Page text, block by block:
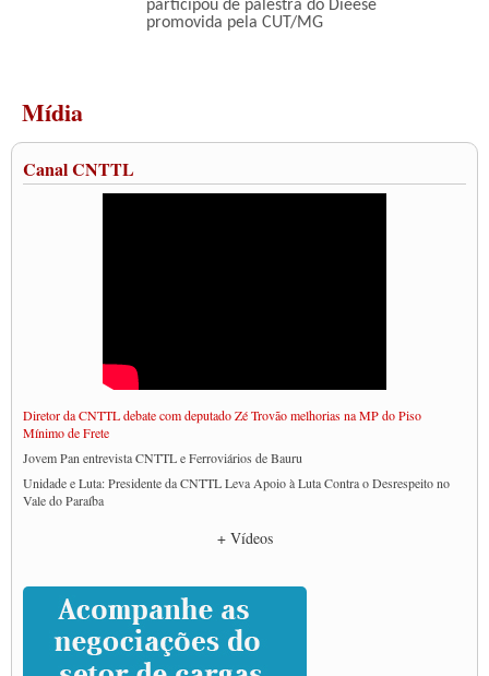
participou de palestra do Dieese
promovida pela CUT/MG
Mídia
Canal CNTTL
Diretor da CNTTL debate com deputado Zé Trovão melhorias na MP do Piso
Mínimo de Frete
Jovem Pan entrevista CNTTL e Ferroviários de Bauru
Unidade e Luta: Presidente da CNTTL Leva Apoio à Luta Contra o Desrespeito no
Vale do Paraíba
Caminhoneiros prometem paralisação e cobram diálogo com Lula
CNTTL e lideranças de caminhoneiros participam de debate sobre saúde nas
rodovias
Paulinho e Litti debatem política global para transporte rodoviário de cargas na
+ Vídeos